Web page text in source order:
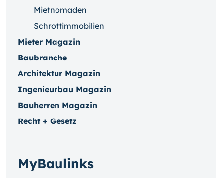
Mietnomaden
Schrottimmobilien
Mieter Magazin
Baubranche
Architektur Magazin
Ingenieurbau Magazin
Bauherren Magazin
Recht + Gesetz
MyBaulinks